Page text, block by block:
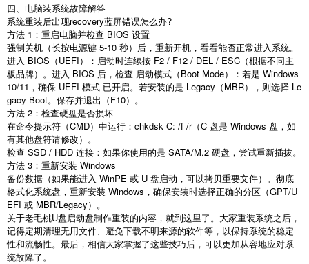
四、电脑装系统故障解答
系统重装后出现recovery蓝屏错误怎么办?
方法 1 ：重启电脑并检查 BIOS 设置
强制关机（长按电源键 5-10 秒）后，重新开机，看看能否正常进入系统。
进入 BIOS （UEFI）：启动时连续按 F2 / F12 / DEL / ESC （根据不同主
板品牌）。进入 BIOS 后，检查 启动模式（Boot Mode）：若是 Windows
10/11 ，确保 UEFI 模式 已开启。若安装的是 Legacy （MBR），则选择 Le
gacy Boot。保存并退出（F10）。
方法 2 ：检查硬盘是否损坏
在命令提示符（CMD）中运行： chkdsk C: /f /r（C 盘是 Windows 盘，如
有其他盘符请修改）。
检查 SSD / HDD 连接：如果你使用的是 SATA/M.2 硬盘，尝试重新插拔。
方法 3 ：重新安装 Windows
备份数据（如果能进入 WinPE 或 U 盘启动，可以拷贝重要文件）。彻底
格式化系统盘，重新安装 Windows ，确保安装时选择正确的分区（GPT/U
EFI 或 MBR/Legacy）。
关于老毛桃U盘启动盘制作重装的内容，就到这里了。大家重装系统之后，
记得定期清理无用文件、避免下载不明来源的软件等，以保持系统的稳定
性和流畅性。最后，相信大家掌握了这些技巧后，可以更加从容地应对系
统故障了。